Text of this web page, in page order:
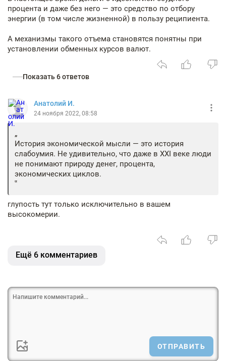
процента и даже без него — это средство по отбору
энергии (в том числе жизненной) в пользу реципиента.
А механизмы такого отъема становятся понятны при
установлении обменных курсов валют.
Показать 6 ответов
Анатолий И.
24 ноября 2022, 08:58
История экономической мысли — это история
слабоумия. Не удивительно, что даже в XXI веке люди
не понимают природу денег, процента,
экономических циклов.
глупость тут только исключительно в вашем
высокомерии.
Ещё 6 комментариев
ОТПРАВИТЬ